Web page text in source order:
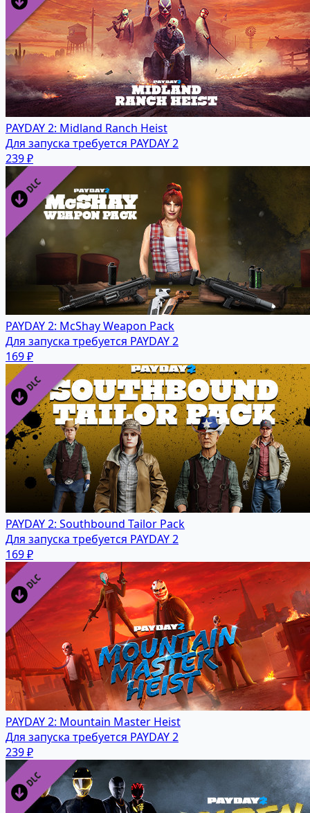
PAYDAY 2: Midland Ranch Heist
Для запуска требуется PAYDAY 2
239 ₽
PAYDAY 2: McShay Weapon Pack
Для запуска требуется PAYDAY 2
169 ₽
PAYDAY 2: Southbound Tailor Pack
Для запуска требуется PAYDAY 2
169 ₽
PAYDAY 2: Mountain Master Heist
Для запуска требуется PAYDAY 2
239 ₽